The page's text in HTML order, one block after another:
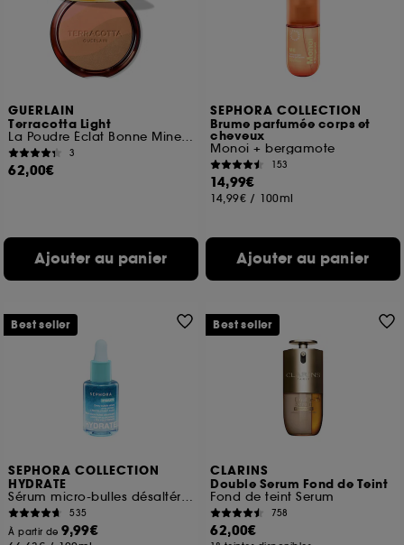
GUERLAIN
Terracotta Light
La Poudre Éclat Bonne Mine Naturelle Édition Limitée
3
62,00€
Ajouter au panier
SEPHORA COLLECTION
Brume parfumée corps et
cheveux
Monoi + bergamote
153
14,99€
14,99€ / 100ml
Ajouter au panier
SEPHORA COLLECTION
HYDRATE
Sérum micro-bulles désaltérant à l'Acide hyaluronique + polyglutamique
535
À partir de9,99€
Best seller
CLARINS
Double Serum Fond de Teint
Fond de teint Serum
758
62,00€
Best seller